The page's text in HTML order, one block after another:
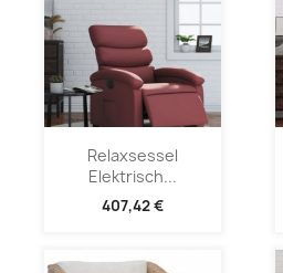
Relaxsessel
Elektrisch...
407,42 €